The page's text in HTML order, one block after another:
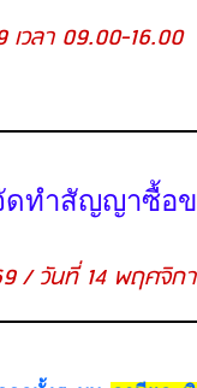
วลา 09.00-16.00
ดทำสัญญาซื้อ
/ วันที่ 14 พฤศจิก